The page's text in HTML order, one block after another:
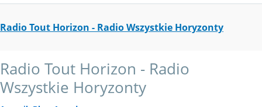
Radio Tout Horizon - Radio Wszystkie Horyzonty
Radio Tout Horizon - Radio
Wszystkie Horyzonty